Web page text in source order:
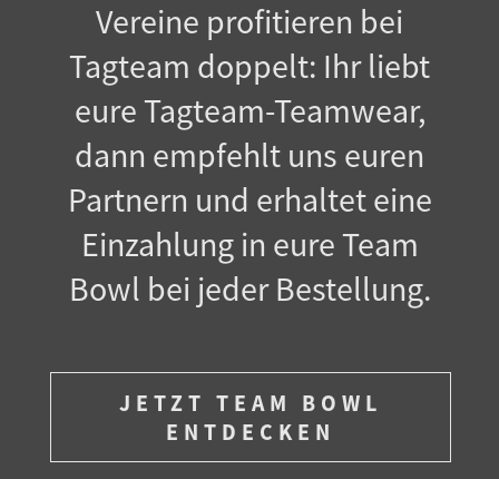
Vereine profitieren bei
Tagteam doppelt: Ihr liebt
eure Tagteam-Teamwear,
dann empfehlt uns euren
Partnern und erhaltet eine
Einzahlung in eure Team
Bowl bei jeder Bestellung.
JETZT TEAM BOWL
ENTDECKEN